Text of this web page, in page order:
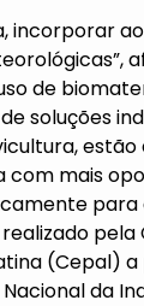
incorporar
de
soluções
com mais
para
pela
(Cepal) a
da